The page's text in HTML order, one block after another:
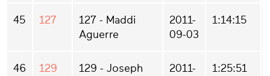
45 127
127 - Maddi
Aguerre
2011-
09-03
1:14:15
46 129
129 - Joseph
2011-
1:25:51